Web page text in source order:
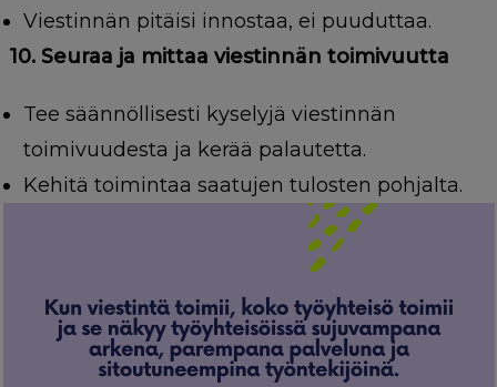
Viestinnän pitäisi innostaa, ei puuduttaa.
10. Seuraa ja mittaa viestinnän toimivuutta
Tee säännöllisesti kyselyjä viestinnän
toimivuudesta ja kerää palautetta.
Kehitä toimintaa saatujen tulosten pohjalta.